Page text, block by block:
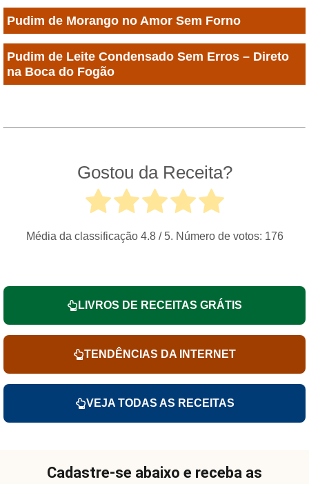
Pudim de Morango no Amor Sem Forno
Pudim de Leite Condensado Sem Erros – Direto
na Boca do Fogão
Gostou da Receita?
Média da classificação 4.8/ 5. Número de votos: 176
LIVROS DE RECEITAS GRÁTIS
TENDÊNCIAS DA INTERNET
VEJA TODAS AS RECEITAS
Cadastre-se abaixo e receba as